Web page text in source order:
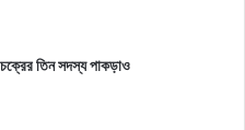
চক্রের তিন সদস্য পাকড়াও